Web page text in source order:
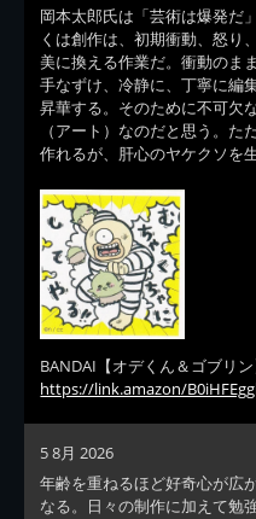
岡本太郎氏は「芸術は爆発だ
くは創作は、初期衝動、怒り
美に換える作業だ。衝動のま
手なずけ、冷静に、丁寧に編
昇華する。そのために不可欠
（アート）なのだと思う。
作れるが、肝心のヤケクソを
BANDAI【オデくん＆ゴブリ
https://link.amazon/
5 8月 2026
年齢を重ねるほど好奇心が広
なる。日々の制作に加えて勉